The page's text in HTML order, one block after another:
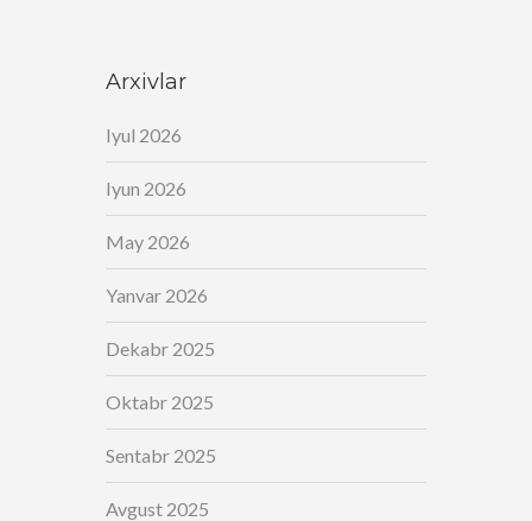
Arxivlar
Iyul 2026
Iyun 2026
May 2026
Yanvar 2026
Dekabr 2025
Oktabr 2025
Sentabr 2025
Avgust 2025